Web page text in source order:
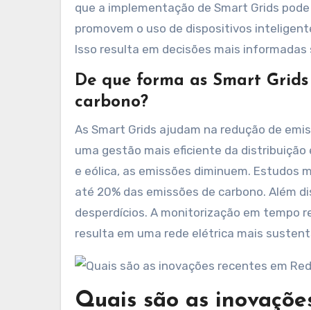
que a implementação de Smart Grids
promovem o uso de dispositivos
Isso resulta em decisões mais informadas
De que forma as Smart
carbono?
As Smart Grids ajudam na redução de
uma gestão mais eficiente da
e eólica, as emissões diminuem. Estudos
até 20% das emissões de carbono. Além
desperdícios. A monitorização em tempo
resulta em uma rede elétrica mais
Quais são as